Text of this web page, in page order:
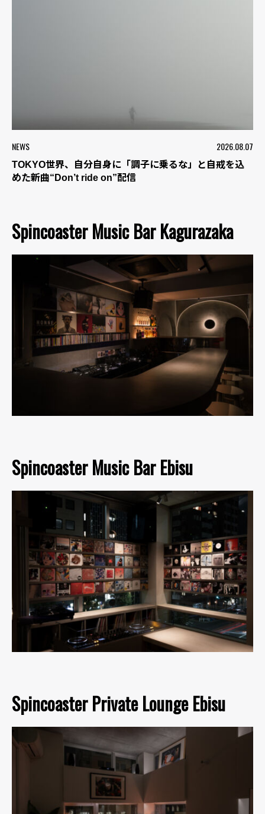
NEWS 2026.08.07
TOKYO世界、自分自身に「調子に乗るな」と自戒を込
めた新曲“Don’t ride on”配信
Spincoaster Music Bar Kagurazaka
Spincoaster Music Bar Ebisu
Spincoaster Private Lounge Ebisu